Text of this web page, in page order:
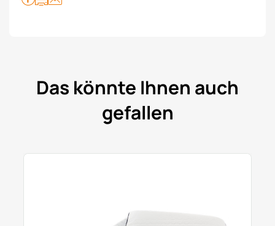
Das könnte Ihnen auch
gefallen